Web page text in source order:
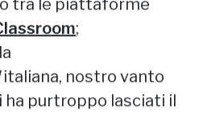
tra le piattaforme
;
italiana, nostro vanto
ha purtroppo lasciati il